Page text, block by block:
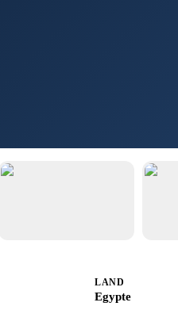
LAND
Egypte